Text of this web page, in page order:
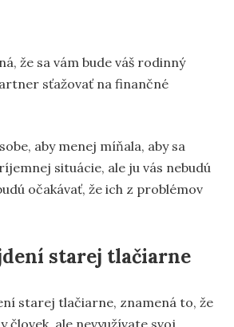
že sa vám bude váš rodinný
sťažovať na finančné
aby menej míňala, aby sa
situácie, ale ju vás nebudú
očakávať, že ich z problémov
starej tlačiarne
starej tlačiarne, znamená to, že